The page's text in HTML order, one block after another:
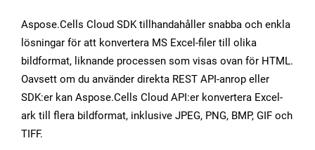
Aspose.Cells Cloud SDK tillhandahåller snabba och enkla
lösningar för att konvertera MS Excel-filer till olika
bildformat, liknande processen som visas ovan för HTML.
Oavsett om du använder direkta REST API-anrop eller
SDK:er kan Aspose.Cells Cloud API:er konvertera Excel-
ark till flera bildformat, inklusive JPEG, PNG, BMP, GIF och
TIFF.